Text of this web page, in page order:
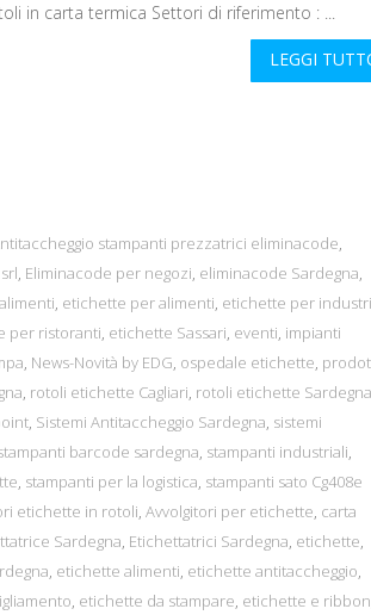
in carta termica Settori di riferimento : ...
LEGGI
stampanti prezzatrici eliminacode,
, Eliminacode per negozi, eliminacode Sardegna,
, etichette per alimenti, etichette per
per ristoranti, etichette Sassari, eventi, impianti
, News-Novità by EDG, ospedale etichette,
, rotoli etichette Cagliari, rotoli etichette Sardegna
, Sistemi Antitaccheggio Sardegna, sistemi
barcode sardegna, stampanti industriali,
, stampanti per la logistica, stampanti sato Cg408e
etichette in rotoli, Avvolgitori per etichette, carta
Sardegna, Etichettatrici Sardegna, etichette,
, etichette alimenti, etichette antitaccheggio,
, etichette da stampare, etichette e ribbon